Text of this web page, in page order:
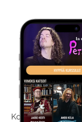
Kokeilemalla